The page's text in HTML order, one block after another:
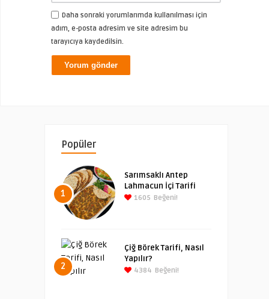
Daha sonraki yorumlarımda kullanılması için
adım, e-posta adresim ve site adresim bu
tarayıcıya kaydedilsin.
Popüler
1
Sarımsaklı Antep
Lahmacun İçi Tarifi
1605 Beğeni!
2
Çiğ Börek Tarifi, Nasıl
Yapılır?
4384 Beğeni!